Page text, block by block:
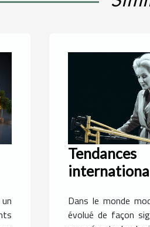
Tendances
Dans le monde
évolué de façon